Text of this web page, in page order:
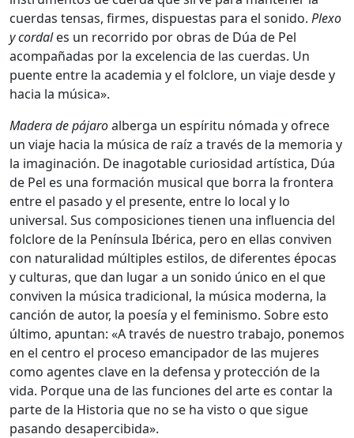
cuerdas tensas, firmes, dispuestas para el sonido. Plexo
y cordales un recorrido por obras de Dúa de Pel
acompañadas por la excelencia de las cuerdas. Un
puente entre la academia y el folclore, un viaje desde y
hacia la música».
Madera de pájaroalberga un espíritu nómada y ofrece
un viaje hacia la música de raíz a través de la memoria y
la imaginación. De inagotable curiosidad artística, Dúa
de Pel es una formación musical que borra la frontera
entre el pasado y el presente, entre lo local y lo
universal. Sus composiciones tienen una influencia del
folclore de la Península Ibérica, pero en ellas conviven
con naturalidad múltiples estilos, de diferentes épocas
y culturas, que dan lugar a un sonido único en el que
conviven la música tradicional, la música moderna, la
canción de autor, la poesía y el feminismo. Sobre esto
último, apuntan: «A través de nuestro trabajo, ponemos
en el centro el proceso emancipador de las mujeres
como agentes clave en la defensa y protección de la
vida. Porque una de las funciones del arte es contar la
parte de la Historia que no se ha visto o que sigue
pasando desapercibida».